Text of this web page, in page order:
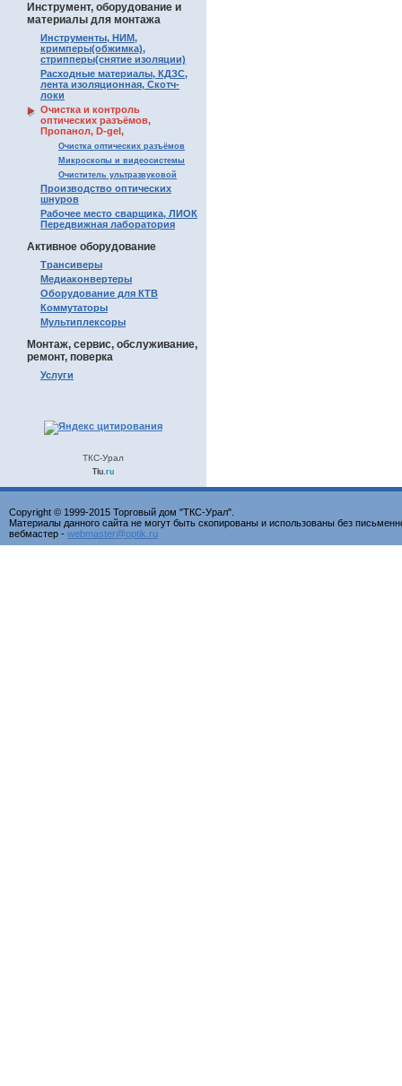
Инструмент, оборудование и
материалы для монтажа
Инструменты, НИМ,
кримперы(обжимка),
стрипперы(снятие изоляции)
Расходные материалы, КДЗС,
лента изоляционная, Скотч-
локи
Очистка и контроль
оптических разъёмов,
Пропанол, D-gel,
Очистка оптических разъёмов
Микроскопы и видеосистемы
Очиститель ультразвуковой
Производство оптических
шнуров
Рабочее место сварщика, ЛИОК
Передвижная лаборатория
Активное оборудование
Трансиверы
Медиаконвертеры
Оборудование для КТВ
Коммутаторы
Мультиплексоры
Монтаж, сервис, обслуживание,
ремонт, поверка
Услуги
ТКС-Урал
Tiu.ru
Copyright © 1999-2015 Торговый дом "ТКС-Урал".
Материалы данного сайта не могут быть скопированы и использованы без
вебмастер - webmaster@optik.ru